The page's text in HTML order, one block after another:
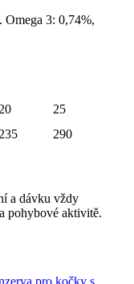
Omega 3: 0,74%,
20
25
235 290
a dávku vždy
pohybové aktivitě.